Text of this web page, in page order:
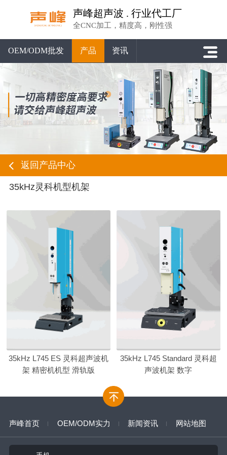
声峰超声波 . 行业代工厂
全CNC加工，精度高，刚性强
OEM/ODM批发 产品 资讯
返回产品中心
35kHz灵科机型机架
35kHz L745 ES 灵科超声波机
架 精密机机型 滑轨版
35kHz L745 Standard 灵科超
声波机架 数字
声峰首页 OEM/ODM实力 新闻资讯 网站地图